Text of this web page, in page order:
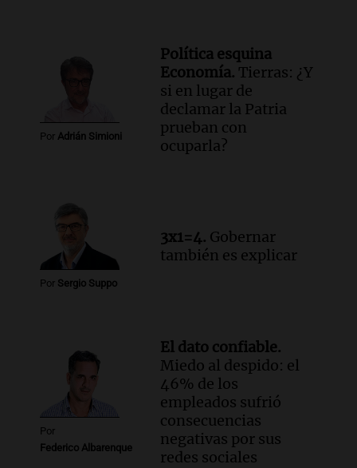
Detuvieron al hijo de Fran
Riquelme tras un operativo con 10
allanamientos en Rosario
Episodios
Por Adrián Simioni
Política esquina
Economía. Tierras: ¿Y
si en lugar de
declamar la Patria
prueban con
ocuparla?
Por Sergio Suppo
3x1=4. Gobernar
también es explicar
Por
Federico Albarenque
El dato confiable.
Miedo al despido: el
46% de los
empleados sufrió
consecuencias
negativas por sus
redes sociales